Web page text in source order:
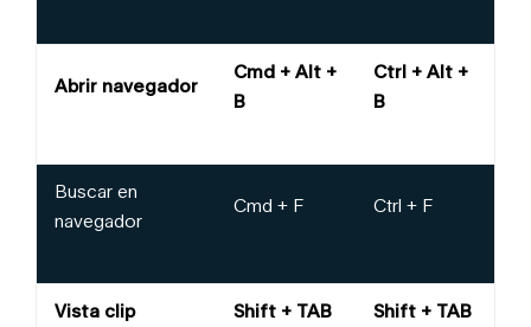
Abrir navegador
Cmd + Alt +
B
Ctrl + Alt +
B
Buscar en
navegador
Cmd + F Ctrl + F
Vista clip Shift + TAB Shift + TAB